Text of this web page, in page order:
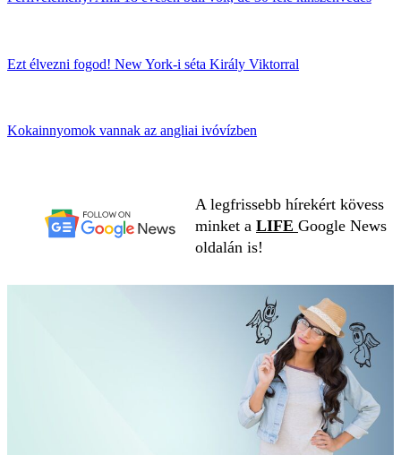
Ezt élvezni fogod! New York-i séta Király Viktorral
Kokainnyomok vannak az angliai ivóvízben
A legfrissebb hírekért kövess
minket a LIFE Google News
oldalán is!